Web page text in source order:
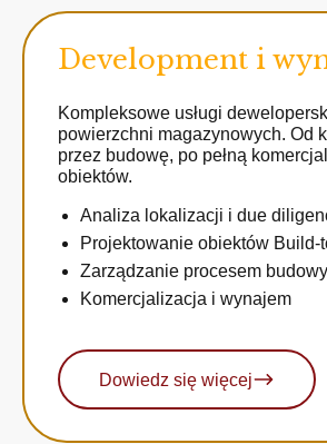
Development i
Kompleksowe usługi
powierzchni magazynowych. Od
przez budowę, po pełną
obiektów.
Analiza lokalizacji i due
Projektowanie obiektów Build-
Zarządzanie procesem budowy
Komercjalizacja i wynajem
Dowiedz się więcej